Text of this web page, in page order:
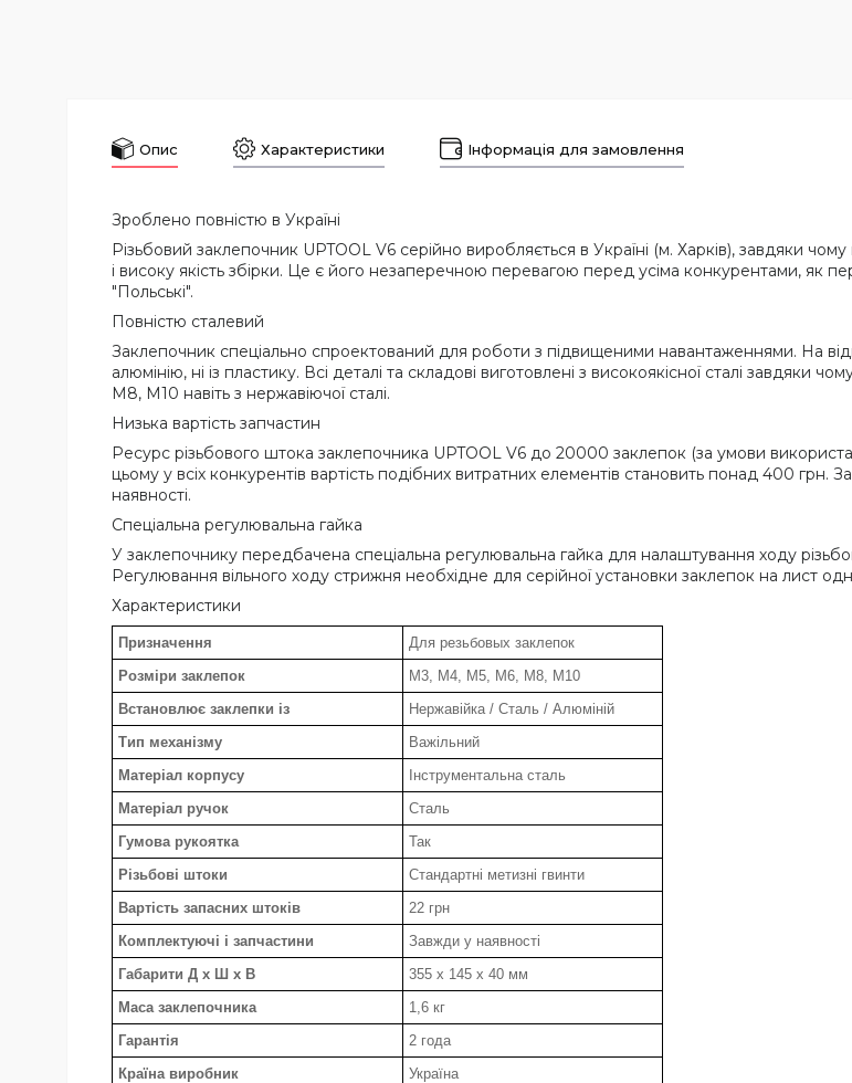
Опис Характеристики Інформація для замовлення
Зроблено повністю в Україні
Різьбовий заклепочник UPTOOL V6 серійно виробляється в Україні (м. Харків), завдяки
і високу якість збірки. Це є його незаперечною перевагою перед усіма конкурентами, як
"Польські".
Повністю сталевий
Заклепочник спеціально спроектований для роботи з підвищеними навантаженнями. На
алюмінію, ні із пластику. Всі деталі та складові виготовлені з високоякісної сталі завдяки
М8, М10 навіть з нержавіючої сталі.
Низька вартість запчастин
Ресурс різьбового штока заклепочника UPTOOL V6 до 20000 заклепок (за умови
цьому у всіх конкурентів вартість подібних витратних елементів становить понад 400
наявності.
Спеціальна регулювальна гайка
У заклепочнику передбачена спеціальна регулювальна гайка для налаштування ходу
Регулювання вільного ходу стрижня необхідне для серійної установки заклепок на лист
Характеристики
Призначення
Для резьбовых заклепок
Розміри заклепок
М3, М4, М5, М6, М8, М10
Встановлює заклепки із
Нержавійка / Сталь / Алюміній
Тип механізму
Важільний
Матеріал корпусу
Інструментальна сталь
Матеріал ручок
Сталь
Гумова рукоятка
Так
Різьбові штоки
Стандартні метизні гвинти
Вартість запасних штоків
22 грн
Комплектуючі і запчастини
Завжди у наявності
Габарити Д х Ш х В
355 х 145 х 40 мм
Маса заклепочника
1,6 кг
Гарантія
2 года
Країна виробник
Україна